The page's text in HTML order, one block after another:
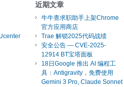
近期文章
牛牛查求职助手上架Chrome
官方应用商店
Trae 解锁2025代码战绩
安全公告 — CVE-2025-
12914 BT宝塔面板
18日Google 推出 AI 编程工
具：Antigravity，免费使用
Gemini 3 Pro, Claude Sonnet